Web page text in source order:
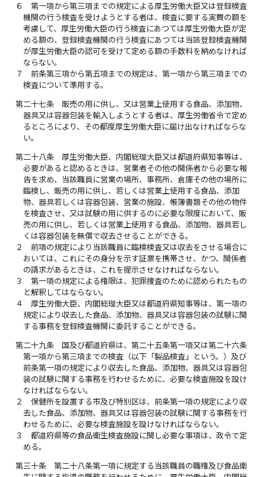
６
第一項から第三項までの規定による厚生労働大臣又は登録検査
機関の行う検査を受けようとする者は、検査に要する実費の額を
考慮して、厚生労働大臣の行う検査にあつては厚生労働大臣が定
める額の、登録検査機関の行う検査にあつては当該登録検査機関
が厚生労働大臣の認可を受けて定める額の手数料を納めなければ
ならない。
７
前条第三項から第五項までの規定は、第一項から第三項までの
検査について準用する。
第二十七条
販売の用に供し、又は営業上使用する食品、添加物、
器具又は容器包装を輸入しようとする者は、厚生労働省令で定め
るところにより、その都度厚生労働大臣に届け出なければならな
い。
第二十八条
厚生労働大臣、内閣総理大臣又は都道府県知事等は、
必要があると認めるときは、営業者その他の関係者から必要な報
告を求め、当該職員に営業の場所、事務所、倉庫その他の場所に
臨検し、販売の用に供し、若しくは営業上使用する食品、添加
物、器具若しくは容器包装、営業の施設、帳簿書類その他の物件
を検査させ、又は試験の用に供するのに必要な限度において、販
売の用に供し、若しくは営業上使用する食品、添加物、器具若し
くは容器包装を無償で収去させることができる。
２
前項の規定により当該職員に臨検検査又は収去をさせる場合に
おいては、これにその身分を示す証票を携帯させ、かつ、関係者
の請求があるときは、これを提示させなければならない。
３
第一項の規定による権限は、犯罪捜査のために認められたもの
と解釈してはならない。
４
厚生労働大臣、内閣総理大臣又は都道府県知事等は、第一項の
規定により収去した食品、添加物、器具又は容器包装の試験に関
する事務を登録検査機関に委託することができる。
第二十九条
国及び都道府県は、第二十五条第一項又は第二十六条
第一項から第三項までの検査（以下「製品検査」という。）及び
前条第一項の規定により収去した食品、添加物、器具又は容器包
装の試験に関する事務を行わせるために、必要な検査施設を設け
なければならない。
２
保健所を設置する市及び特別区は、前条第一項の規定により収
去した食品、添加物、器具又は容器包装の試験に関する事務を行
わせるために、必要な検査施設を設けなければならない。
３
都道府県等の食品衛生検査施設に関し必要な事項は、政令で定
める。
第三十条
第二十八条第一項に規定する当該職員の職権及び食品衛